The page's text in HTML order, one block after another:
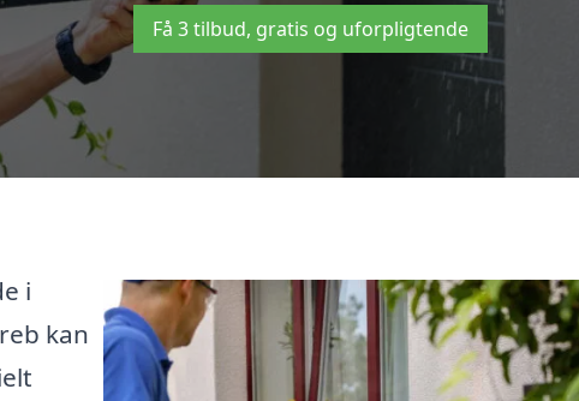
Få 3 tilbud, gratis og uforpligtende
i
kan